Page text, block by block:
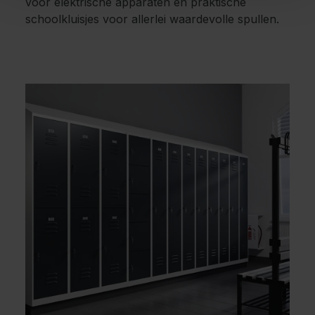
schoolkluisjes voor allerlei waardevolle spullen.